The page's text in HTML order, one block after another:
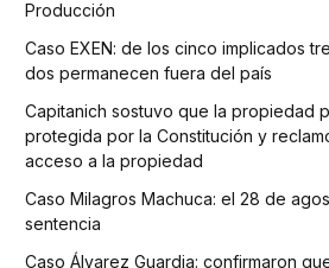
Producción
Caso EXEN: de los cinco implicados
dos permanecen fuera del país
Capitanich sostuvo que la propiedad
protegida por la Constitución y
acceso a la propiedad
Caso Milagros Machuca: el 28 de
sentencia
Caso Álvarez Guardia: confirmaron